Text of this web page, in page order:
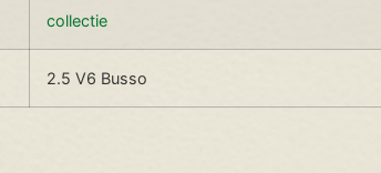
collectie
2.5 V6 Busso